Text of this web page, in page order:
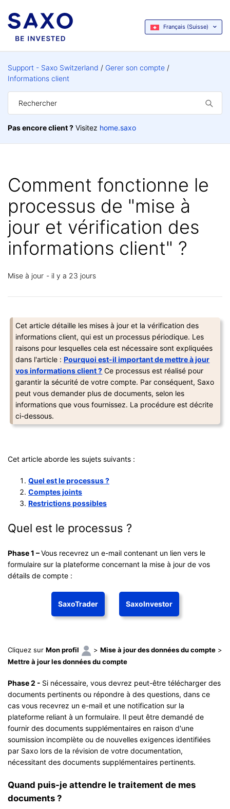
Français (Suisse)
Support - Saxo Switzerland
Gerer son compte
Informations client
Pas encore client ? Visitez home.saxo
Comment fonctionne le
processus de "mise à
jour et vérification des
informations client" ?
Mise à jour il y a 23 jours
Cet article détaille les mises à jour et la vérification des
informations client, qui est un processus périodique. Les
raisons pour lesquelles cela est nécessaire sont expliquées
dans l'article :Pourquoi est-il important de mettre à jour
vos informations client ? Ce processus est réalisé pour
garantir la sécurité de votre compte. Par conséquent, Saxo
peut vous demander plus de documents, selon les
informations que vous fournissez. La procédure est décrite
ci-dessous.
Cet article aborde les sujets suivants :
Quel est le processus ?
Comptes joints
Restrictions possibles
Quel est le processus ?
Phase 1 –Vous recevrez un e-mail contenant un lien vers le
formulaire sur la plateforme concernant la mise à jour de vos
détails de compte :
SaxoTrader SaxoInvestor
Cliquez sur Mon profil > Mise à jour des données du compte >
Mettre à jour les données du compte
Phase 2 - Si nécessaire, vous devrez peut-être télécharger des
documents pertinents ou répondre à des questions, dans ce
cas vous recevrez un e-mail et une notification sur la
plateforme reliant à un formulaire. Il peut être demandé de
fournir des documents supplémentaires en raison d'une
soumission incomplète ou de nouvelles exigences identifiées
par Saxo lors de la révision de votre documentation,
nécessitant des documents supplémentaires pertinents.
Quand puis-je attendre le traitement de mes
documents ?